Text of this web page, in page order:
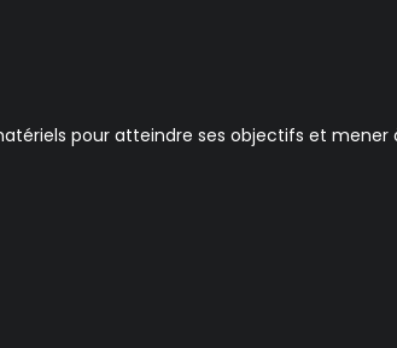
pour atteindre ses objectifs et mener